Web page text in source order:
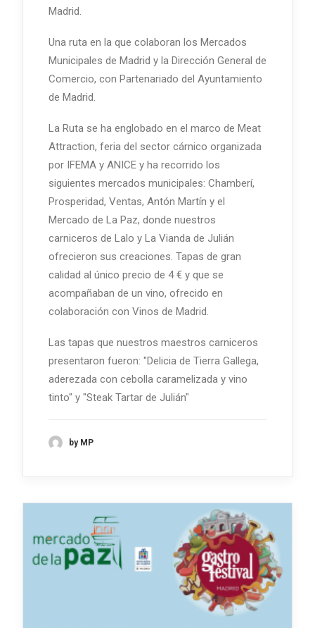
Madrid.
Una ruta en la que colaboran los Mercados
Municipales de Madrid y la Dirección General de
Comercio, con Partenariado del Ayuntamiento
de Madrid.
La Ruta se ha englobado en el marco de Meat
Attraction, feria del sector cárnico organizada
por IFEMA y ANICE y ha recorrido los
siguientes mercados municipales: Chamberí,
Prosperidad, Ventas, Antón Martín y el
Mercado de La Paz, donde nuestros
carniceros de Lalo y La Vianda de Julián
ofrecieron sus creaciones. Tapas de gran
calidad al único precio de 4 € y que se
acompañaban de un vino, ofrecido en
colaboración con Vinos de Madrid.
Las tapas que nuestros maestros carniceros
presentaron fueron: "Delicia de Tierra Gallega,
aderezada con cebolla caramelizada y vino
tinto" y "Steak Tartar de Julián"
by MP